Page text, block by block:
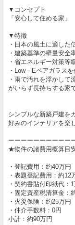
▼コンセプト
「安心して住める家」
▼特徴
・日本の風土に適した
・建築基準の壁量安全
・省エネルギー対策等
・Low－Eペアガラス
・雨で汚れを浮かして
がいらず長持ちする家
シンプルな新築戸建を
好みのインテリアを楽
ーーーーーーーーーー
★物件の諸費用概算目
・登記費用：約40万円
・表題登記費用：約12
・契約書貼付印紙代：1
・固定資産税清算金：
・火災保険：約25万円
・仲介手数料：0円
小計：約90万円